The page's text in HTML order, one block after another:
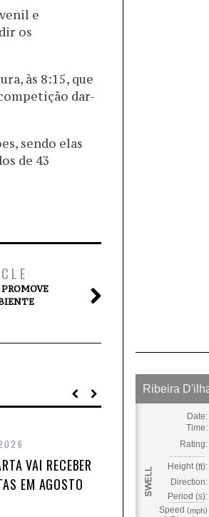
e
os
às 8:15, que
dar-
sendo elas
de 43
VAI RECEBER
EM AGOSTO